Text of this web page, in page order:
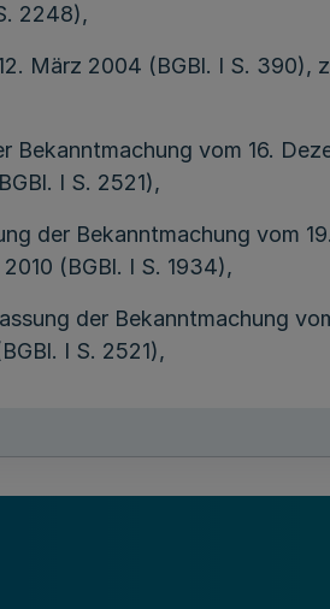
2248),
März 2004 (BGBl. I S.
vom 16.
I S. 2521),
der Bekanntmachung vom
(BGBl. I S. 1934),
der Bekanntmachung
I S. 2521),
1987 (BGBl. I S.